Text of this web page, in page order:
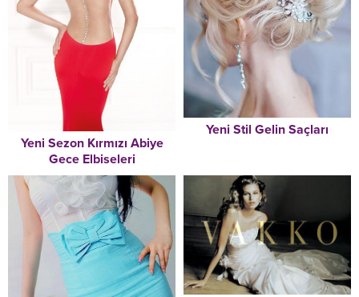
Yeni Sezon Kırmızı Abiye
Gece Elbiseleri
Yeni Stil Gelin Saçları